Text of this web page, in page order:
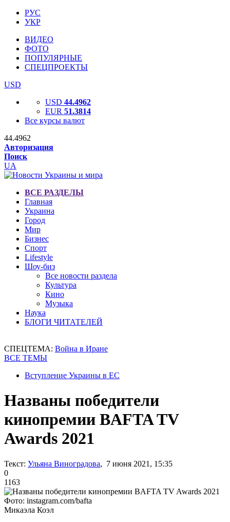
РУС
УКР
ВИДЕО
ФОТО
ПОПУЛЯРНЫЕ
СПЕЦПРОЕКТЫ
USD
USD 44.4962
EUR 51.3814
Все курсы валют
44.4962
Авторизация
Поиск
UA
ВСЕ РАЗДЕЛЫ
Главная
Украина
Город
Мир
Бизнес
Спорт
Lifestyle
Шоу-биз
Все новости раздела
Культура
Кино
Музыка
Наука
БЛОГИ ЧИТАТЕЛЕЙ
СПЕЦТЕМА: Война в Иране
ВСЕ ТЕМЫ
Вступление Украины в ЕС
Названы победители
кинопремии BAFTA TV
Awards 2021
Текст: Ульяна Виноградова, 7 июня 2021, 15:35
0
1163
Фото: instagram.com/bafta
Микаэла Коэл